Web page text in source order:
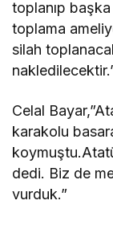
toplanıp
toplama
silah
Celal
karakolu
dedi. Biz de
vurduk.”